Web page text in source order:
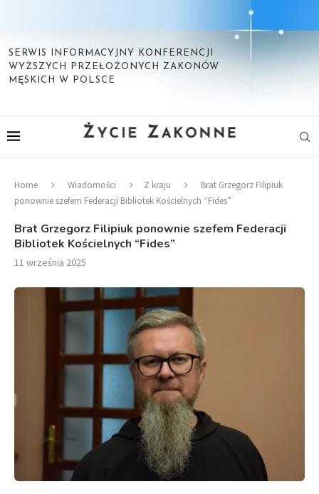
SERWIS INFORMACYJNY KONFERENCJI
WYŻSZYCH PRZEŁOŻONYCH ZAKONÓW
MĘSKICH W POLSCE
Home Wiadomości Z kraju
Brat Grzegorz Filipiuk
ponownie szefem Federacji Bibliotek Kościelnych “Fides”
Brat Grzegorz Filipiuk ponownie szefem Federacji
Bibliotek Kościelnych “Fides”
11 września 2025